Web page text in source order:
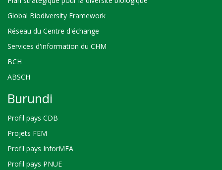
Global Biodiversity Framework
Réseau du Centre d'échange
Services d'information du CHM
BCH
ABSCH
Burundi
Profil pays CDB
Projets FEM
Profil pays InforMEA
Profil pays PNUE